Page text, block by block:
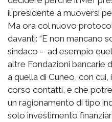
il presidente a muoversi
Ma ora col nuovo
davanti: “E non mancano
sindaco - ad esempio
altre Fondazioni bancarie
a quella di Cuneo, con cui,
corso contatti, e che
un ragionamento di tipo
solo investimento